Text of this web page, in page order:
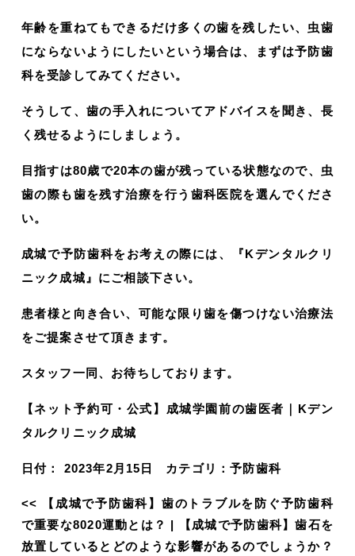
年齢を重ねてもできるだけ多くの歯を残したい、虫歯
にならないようにしたいという場合は、まずは予防歯
科を受診してみてください。
そうして、歯の手入れについてアドバイスを聞き、長
く残せるようにしましょう。
目指すは80歳で20本の歯が残っている状態なので、虫
歯の際も歯を残す治療を行う歯科医院を選んでくださ
い。
成城で予防歯科をお考えの際には、『Kデンタルクリ
ニック成城』にご相談下さい。
患者様と向き合い、可能な限り歯を傷つけない治療法
をご提案させて頂きます。
スタッフ一同、お待ちしております。
【ネット予約可・公式】成城学園前の歯医者｜Kデン
タルクリニック成城
日付： 2023年2月15日 カテゴリ：予防歯科
<< 【成城で予防歯科】歯のトラブルを防ぐ予防歯科
で重要な8020運動とは？
【成城で予防歯科】歯石を
放置しているとどのような影響があるのでしょうか？